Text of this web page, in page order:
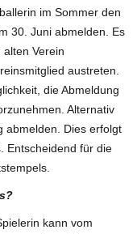
im Sommer den
30. Juni abmelden. Es
Verein
austreten.
die Abmeldung
Alternativ
abmelden. Dies erfolgt
Entscheidend für die
kann vom